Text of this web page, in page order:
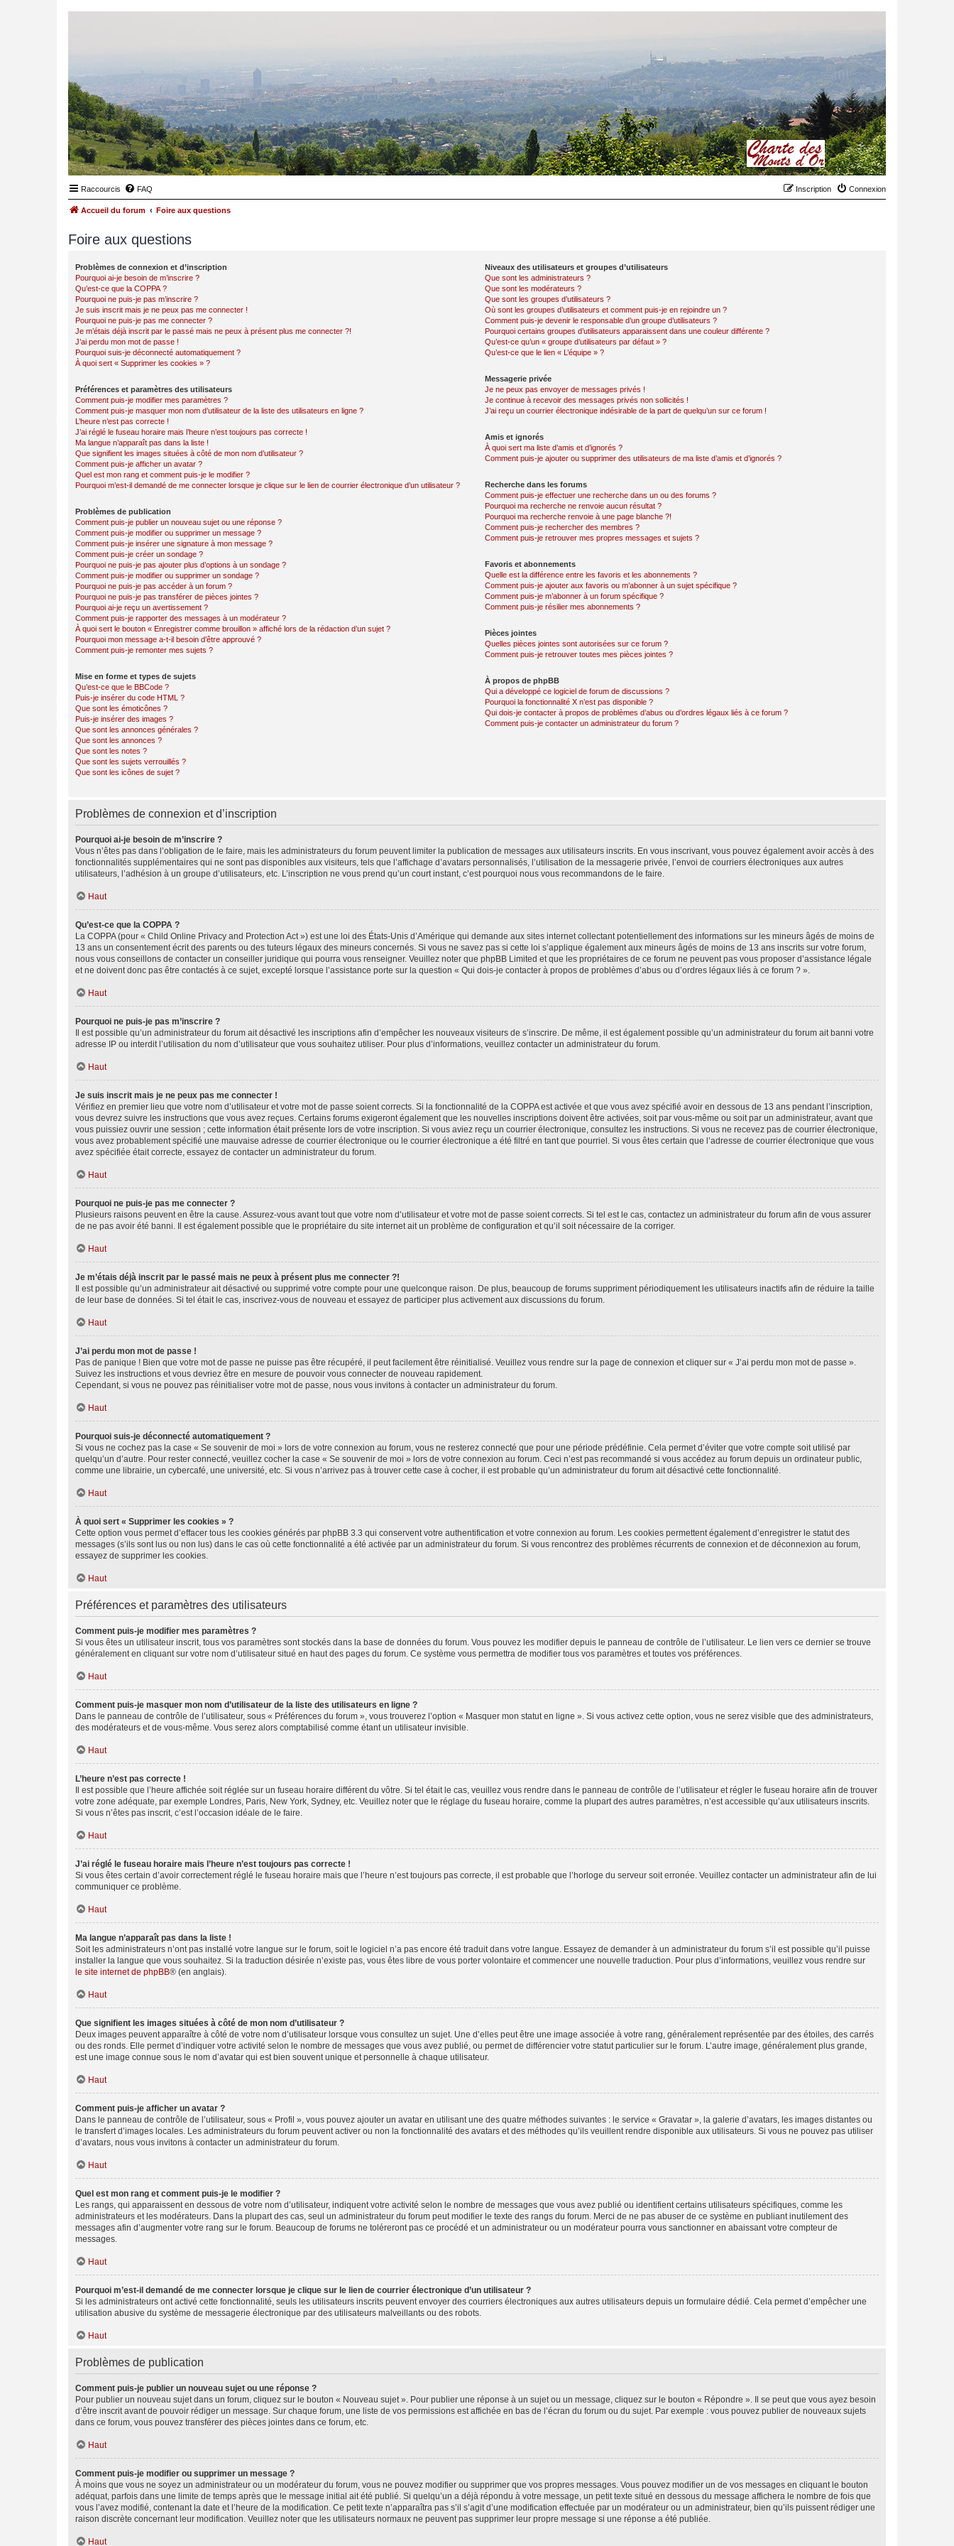
Raccourcis FAQ Connexion
Inscription
Accueil du forum Foire aux questions
Foire aux questions
Problèmes de connexion et d’inscription
Pourquoi ai-je besoin de m’inscrire ?
Qu’est-ce que la COPPA ?
Pourquoi ne puis-je pas m’inscrire ?
Je suis inscrit mais je ne peux pas me connecter !
Pourquoi ne puis-je pas me connecter ?
Je m’étais déjà inscrit par le passé mais ne peux à présent plus me connecter ?!
J’ai perdu mon mot de passe !
Pourquoi suis-je déconnecté automatiquement ?
À quoi sert « Supprimer les cookies » ?
Préférences et paramètres des utilisateurs
Comment puis-je modifier mes paramètres ?
Comment puis-je masquer mon nom d’utilisateur de la liste des utilisateurs en ligne ?
L’heure n’est pas correcte !
J’ai réglé le fuseau horaire mais l’heure n’est toujours pas correcte !
Ma langue n’apparaît pas dans la liste !
Que signifient les images situées à côté de mon nom d’utilisateur ?
Comment puis-je afficher un avatar ?
Quel est mon rang et comment puis-je le modifier ?
Pourquoi m’est-il demandé de me connecter lorsque je clique sur le lien de courrier électronique d’un utilisateur ?
Problèmes de publication
Comment puis-je publier un nouveau sujet ou une réponse ?
Comment puis-je modifier ou supprimer un message ?
Comment puis-je insérer une signature à mon message ?
Comment puis-je créer un sondage ?
Pourquoi ne puis-je pas ajouter plus d’options à un sondage ?
Comment puis-je modifier ou supprimer un sondage ?
Pourquoi ne puis-je pas accéder à un forum ?
Pourquoi ne puis-je pas transférer de pièces jointes ?
Pourquoi ai-je reçu un avertissement ?
Comment puis-je rapporter des messages à un modérateur ?
À quoi sert le bouton « Enregistrer comme brouillon » affiché lors de la rédaction d’un sujet ?
Pourquoi mon message a-t-il besoin d’être approuvé ?
Comment puis-je remonter mes sujets ?
Mise en forme et types de sujets
Qu’est-ce que le BBCode ?
Puis-je insérer du code HTML ?
Que sont les émoticônes ?
Puis-je insérer des images ?
Que sont les annonces générales ?
Que sont les annonces ?
Que sont les notes ?
Que sont les sujets verrouillés ?
Que sont les icônes de sujet ?
Niveaux des utilisateurs et groupes d’utilisateurs
Que sont les administrateurs ?
Que sont les modérateurs ?
Que sont les groupes d’utilisateurs ?
Où sont les groupes d’utilisateurs et comment puis-je en rejoindre un ?
Comment puis-je devenir le responsable d’un groupe d’utilisateurs ?
Pourquoi certains groupes d’utilisateurs apparaissent dans une couleur différente ?
Qu’est-ce qu’un « groupe d’utilisateurs par défaut » ?
Qu’est-ce que le lien « L’équipe » ?
Messagerie privée
Je ne peux pas envoyer de messages privés !
Je continue à recevoir des messages privés non sollicités !
J’ai reçu un courrier électronique indésirable de la part de quelqu’un sur ce forum !
Amis et ignorés
À quoi sert ma liste d’amis et d’ignorés ?
Comment puis-je ajouter ou supprimer des utilisateurs de ma liste d’amis et d’ignorés ?
Recherche dans les forums
Comment puis-je effectuer une recherche dans un ou des forums ?
Pourquoi ma recherche ne renvoie aucun résultat ?
Pourquoi ma recherche renvoie à une page blanche ?!
Comment puis-je rechercher des membres ?
Comment puis-je retrouver mes propres messages et sujets ?
Favoris et abonnements
Quelle est la différence entre les favoris et les abonnements ?
Comment puis-je ajouter aux favoris ou m’abonner à un sujet spécifique ?
Comment puis-je m’abonner à un forum spécifique ?
Comment puis-je résilier mes abonnements ?
Pièces jointes
Quelles pièces jointes sont autorisées sur ce forum ?
Comment puis-je retrouver toutes mes pièces jointes ?
À propos de phpBB
Qui a développé ce logiciel de forum de discussions ?
Pourquoi la fonctionnalité X n’est pas disponible ?
Qui dois-je contacter à propos de problèmes d’abus ou d’ordres légaux liés à ce forum ?
Comment puis-je contacter un administrateur du forum ?
Problèmes de connexion et d’inscription
Pourquoi ai-je besoin de m’inscrire ?
Vous n’êtes pas dans l’obligation de le faire, mais les administrateurs du forum peuvent limiter la publication de messages aux utilisateurs inscrits. En vous inscrivant, vous pouvez également avoir accès à des
fonctionnalités supplémentaires qui ne sont pas disponibles aux visiteurs, tels que l’affichage d’avatars personnalisés, l’utilisation de la messagerie privée, l’envoi de courriers électroniques aux autres
utilisateurs, l’adhésion à un groupe d’utilisateurs, etc. L’inscription ne vous prend qu’un court instant, c’est pourquoi nous vous recommandons de le faire.
Haut
Qu’est-ce que la COPPA ?
La COPPA (pour « Child Online Privacy and Protection Act ») est une loi des États-Unis d’Amérique qui demande aux sites internet collectant potentiellement des informations sur les mineurs âgés de moins de
13 ans un consentement écrit des parents ou des tuteurs légaux des mineurs concernés. Si vous ne savez pas si cette loi s’applique également aux mineurs âgés de moins de 13 ans inscrits sur votre forum,
nous vous conseillons de contacter un conseiller juridique qui pourra vous renseigner. Veuillez noter que phpBB Limited et que les propriétaires de ce forum ne peuvent pas vous proposer d’assistance légale
et ne doivent donc pas être contactés à ce sujet, excepté lorsque l’assistance porte sur la question « Qui dois-je contacter à propos de problèmes d’abus ou d’ordres légaux liés à ce forum ? ».
Haut
Pourquoi ne puis-je pas m’inscrire ?
Il est possible qu’un administrateur du forum ait désactivé les inscriptions afin d’empêcher les nouveaux visiteurs de s’inscrire. De même, il est également possible qu’un administrateur du forum ait banni votre
adresse IP ou interdit l’utilisation du nom d’utilisateur que vous souhaitez utiliser. Pour plus d’informations, veuillez contacter un administrateur du forum.
Haut
Je suis inscrit mais je ne peux pas me connecter !
Vérifiez en premier lieu que votre nom d’utilisateur et votre mot de passe soient corrects. Si la fonctionnalité de la COPPA est activée et que vous avez spécifié avoir en dessous de 13 ans pendant l’inscription,
vous devrez suivre les instructions que vous avez reçues. Certains forums exigeront également que les nouvelles inscriptions doivent être activées, soit par vous-même ou soit par un administrateur, avant que
vous puissiez ouvrir une session ; cette information était présente lors de votre inscription. Si vous aviez reçu un courrier électronique, consultez les instructions. Si vous ne recevez pas de courrier électronique,
vous avez probablement spécifié une mauvaise adresse de courrier électronique ou le courrier électronique a été filtré en tant que pourriel. Si vous êtes certain que l’adresse de courrier électronique que vous
avez spécifiée était correcte, essayez de contacter un administrateur du forum.
Haut
Pourquoi ne puis-je pas me connecter ?
Plusieurs raisons peuvent en être la cause. Assurez-vous avant tout que votre nom d’utilisateur et votre mot de passe soient corrects. Si tel est le cas, contactez un administrateur du forum afin de vous assurer
de ne pas avoir été banni. Il est également possible que le propriétaire du site internet ait un problème de configuration et qu’il soit nécessaire de la corriger.
Haut
Je m’étais déjà inscrit par le passé mais ne peux à présent plus me connecter ?!
Il est possible qu’un administrateur ait désactivé ou supprimé votre compte pour une quelconque raison. De plus, beaucoup de forums suppriment périodiquement les utilisateurs inactifs afin de réduire la taille
de leur base de données. Si tel était le cas, inscrivez-vous de nouveau et essayez de participer plus activement aux discussions du forum.
Haut
J’ai perdu mon mot de passe !
Pas de panique ! Bien que votre mot de passe ne puisse pas être récupéré, il peut facilement être réinitialisé. Veuillez vous rendre sur la page de connexion et cliquer sur « J’ai perdu mon mot de passe ».
Suivez les instructions et vous devriez être en mesure de pouvoir vous connecter de nouveau rapidement.
Cependant, si vous ne pouvez pas réinitialiser votre mot de passe, nous vous invitons à contacter un administrateur du forum.
Haut
Pourquoi suis-je déconnecté automatiquement ?
Si vous ne cochez pas la case « Se souvenir de moi » lors de votre connexion au forum, vous ne resterez connecté que pour une période prédéfinie. Cela permet d’éviter que votre compte soit utilisé par
quelqu’un d’autre. Pour rester connecté, veuillez cocher la case « Se souvenir de moi » lors de votre connexion au forum. Ceci n’est pas recommandé si vous accédez au forum depuis un ordinateur public,
comme une librairie, un cybercafé, une université, etc. Si vous n’arrivez pas à trouver cette case à cocher, il est probable qu’un administrateur du forum ait désactivé cette fonctionnalité.
Haut
À quoi sert « Supprimer les cookies » ?
Cette option vous permet d’effacer tous les cookies générés par phpBB 3.3 qui conservent votre authentification et votre connexion au forum. Les cookies permettent également d’enregistrer le statut des
messages (s’ils sont lus ou non lus) dans le cas où cette fonctionnalité a été activée par un administrateur du forum. Si vous rencontrez des problèmes récurrents de connexion et de déconnexion au forum,
essayez de supprimer les cookies.
Haut
Préférences et paramètres des utilisateurs
Comment puis-je modifier mes paramètres ?
Si vous êtes un utilisateur inscrit, tous vos paramètres sont stockés dans la base de données du forum. Vous pouvez les modifier depuis le panneau de contrôle de l’utilisateur. Le lien vers ce dernier se trouve
généralement en cliquant sur votre nom d’utilisateur situé en haut des pages du forum. Ce système vous permettra de modifier tous vos paramètres et toutes vos préférences.
Haut
Comment puis-je masquer mon nom d’utilisateur de la liste des utilisateurs en ligne ?
Dans le panneau de contrôle de l’utilisateur, sous « Préférences du forum », vous trouverez l’option « Masquer mon statut en ligne ». Si vous activez cette option, vous ne serez visible que des administrateurs,
des modérateurs et de vous-même. Vous serez alors comptabilisé comme étant un utilisateur invisible.
Haut
L’heure n’est pas correcte !
Il est possible que l’heure affichée soit réglée sur un fuseau horaire différent du vôtre. Si tel était le cas, veuillez vous rendre dans le panneau de contrôle de l’utilisateur et régler le fuseau horaire afin de trouver
votre zone adéquate, par exemple Londres, Paris, New York, Sydney, etc. Veuillez noter que le réglage du fuseau horaire, comme la plupart des autres paramètres, n’est accessible qu’aux utilisateurs inscrits.
Si vous n’êtes pas inscrit, c’est l’occasion idéale de le faire.
Haut
J’ai réglé le fuseau horaire mais l’heure n’est toujours pas correcte !
Si vous êtes certain d’avoir correctement réglé le fuseau horaire mais que l’heure n’est toujours pas correcte, il est probable que l’horloge du serveur soit erronée. Veuillez contacter un administrateur afin de lui
communiquer ce problème.
Haut
Ma langue n’apparaît pas dans la liste !
Soit les administrateurs n’ont pas installé votre langue sur le forum, soit le logiciel n’a pas encore été traduit dans votre langue. Essayez de demander à un administrateur du forum s’il est possible qu’il puisse
installer la langue que vous souhaitez. Si la traduction désirée n’existe pas, vous êtes libre de vous porter volontaire et commencer une nouvelle traduction. Pour plus d’informations, veuillez vous rendre sur
le site internet de phpBB® (en anglais).
Haut
Que signifient les images situées à côté de mon nom d’utilisateur ?
Deux images peuvent apparaître à côté de votre nom d’utilisateur lorsque vous consultez un sujet. Une d’elles peut être une image associée à votre rang, généralement représentée par des étoiles, des carrés
ou des ronds. Elle permet d’indiquer votre activité selon le nombre de messages que vous avez publié, ou permet de différencier votre statut particulier sur le forum. L’autre image, généralement plus grande,
est une image connue sous le nom d’avatar qui est bien souvent unique et personnelle à chaque utilisateur.
Haut
Comment puis-je afficher un avatar ?
Dans le panneau de contrôle de l’utilisateur, sous « Profil », vous pouvez ajouter un avatar en utilisant une des quatre méthodes suivantes : le service « Gravatar », la galerie d’avatars, les images distantes ou
le transfert d’images locales. Les administrateurs du forum peuvent activer ou non la fonctionnalité des avatars et des méthodes qu’ils veuillent rendre disponible aux utilisateurs. Si vous ne pouvez pas utiliser
d’avatars, nous vous invitons à contacter un administrateur du forum.
Haut
Quel est mon rang et comment puis-je le modifier ?
Les rangs, qui apparaissent en dessous de votre nom d’utilisateur, indiquent votre activité selon le nombre de messages que vous avez publié ou identifient certains utilisateurs spécifiques, comme les
administrateurs et les modérateurs. Dans la plupart des cas, seul un administrateur du forum peut modifier le texte des rangs du forum. Merci de ne pas abuser de ce système en publiant inutilement des
messages afin d’augmenter votre rang sur le forum. Beaucoup de forums ne toléreront pas ce procédé et un administrateur ou un modérateur pourra vous sanctionner en abaissant votre compteur de
messages.
Haut
Pourquoi m’est-il demandé de me connecter lorsque je clique sur le lien de courrier électronique d’un utilisateur ?
Si les administrateurs ont activé cette fonctionnalité, seuls les utilisateurs inscrits peuvent envoyer des courriers électroniques aux autres utilisateurs depuis un formulaire dédié. Cela permet d’empêcher une
utilisation abusive du système de messagerie électronique par des utilisateurs malveillants ou des robots.
Haut
Problèmes de publication
Comment puis-je publier un nouveau sujet ou une réponse ?
Pour publier un nouveau sujet dans un forum, cliquez sur le bouton « Nouveau sujet ». Pour publier une réponse à un sujet ou un message, cliquez sur le bouton « Répondre ». Il se peut que vous ayez besoin
d’être inscrit avant de pouvoir rédiger un message. Sur chaque forum, une liste de vos permissions est affichée en bas de l’écran du forum ou du sujet. Par exemple : vous pouvez publier de nouveaux sujets
dans ce forum, vous pouvez transférer des pièces jointes dans ce forum, etc.
Haut
Comment puis-je modifier ou supprimer un message ?
À moins que vous ne soyez un administrateur ou un modérateur du forum, vous ne pouvez modifier ou supprimer que vos propres messages. Vous pouvez modifier un de vos messages en cliquant le bouton
adéquat, parfois dans une limite de temps après que le message initial ait été publié. Si quelqu’un a déjà répondu à votre message, un petit texte situé en dessous du message affichera le nombre de fois que
vous l’avez modifié, contenant la date et l’heure de la modification. Ce petit texte n’apparaîtra pas s’il s’agit d’une modification effectuée par un modérateur ou un administrateur, bien qu’ils puissent rédiger une
raison discrète concernant leur modification. Veuillez noter que les utilisateurs normaux ne peuvent pas supprimer leur propre message si une réponse a été publiée.
Haut